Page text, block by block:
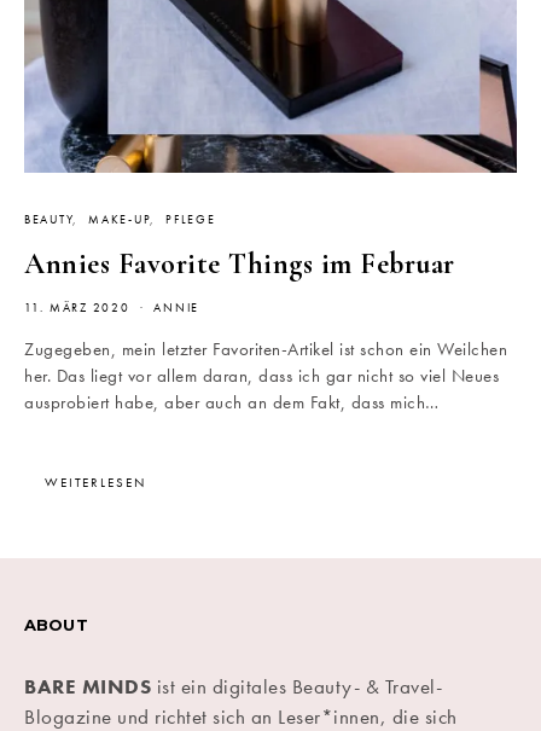
BEAUTY MAKE-UP PFLEGE
Annies Favorite Things im Februar
11. MÄRZ 2020 ANNIE
Zugegeben, mein letzter Favoriten-Artikel ist schon ein Weilchen
her. Das liegt vor allem daran, dass ich gar nicht so viel Neues
ausprobiert habe, aber auch an dem Fakt, dass mich…
WEITERLESEN
ABOUT
BARE MINDS ist ein digitales Beauty- & Travel-
Blogazine und richtet sich an Leser*innen, die sich